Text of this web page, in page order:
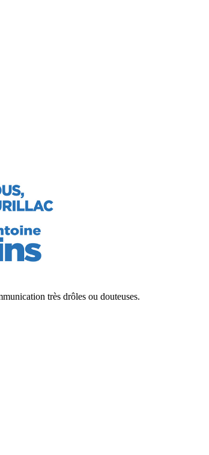
très drôles ou douteuses.